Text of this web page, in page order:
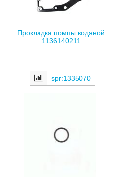
Прокладка помпы водяной
1136140211
spr:1335070